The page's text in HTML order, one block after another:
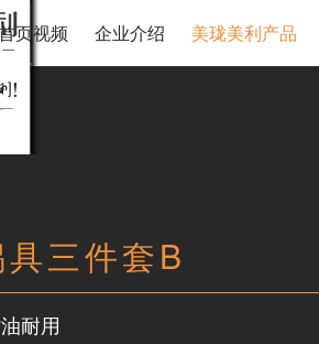
页视频 企业介绍 美珑美利产品
三件套B
耐用